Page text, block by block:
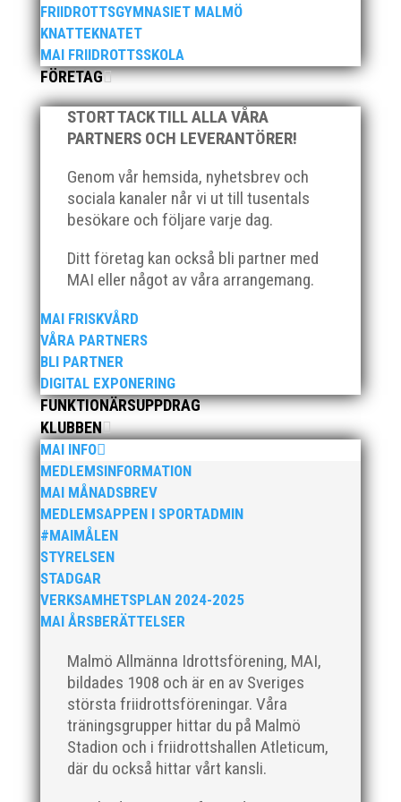
FRIIDROTTSGYMNASIET MALMÖ
KNATTEKNATET
MAI FRIIDROTTSSKOLA
FÖRETAG
STORT TACK TILL ALLA VÅRA
PARTNERS OCH LEVERANTÖRER!
Genom vår hemsida, nyhetsbrev och
sociala kanaler når vi ut till tusentals
besökare och följare varje dag.
Ditt företag kan också bli partner med
MAI eller något av våra arrangemang.
MAI FRISKVÅRD
VÅRA PARTNERS
BLI PARTNER
DIGITAL EXPONERING
FUNKTIONÄRSUPPDRAG
KLUBBEN
MAI INFO
MEDLEMSINFORMATION
MAI MÅNADSBREV
MEDLEMSAPPEN I SPORTADMIN
#MAIMÅLEN
STYRELSEN
STADGAR
VERKSAMHETSPLAN 2024-2025
MAI ÅRSBERÄTTELSER
Malmö Allmänna Idrottsförening, MAI,
bildades 1908 och är en av Sveriges
största friidrottsföreningar. Våra
träningsgrupper hittar du på Malmö
Stadion och i friidrottshallen Atleticum,
där du också hittar vårt kansli.
Bilder från Stafett-SM 2026. Foto: Thomas
Leandersson Fler bilder från MAI:s Årsmöte 2026
Anders Hallström, 55, blir ny klubbchef i MAI. Han
börjar sin anställning den 13 april. Anders har ett
som tränare inom hockeyn i Trelleborg och fotbollen i
Höllviken tidigare. I fortsättningen blir det dock
friidrott...
Efter att årsmötet avslutats följde en kväll med
stipendieutdelning, mat och underhållning. Bilder
från denna del hittar ni i länken nedan. Stort tack till
Bengt Bendéus som möjliggjorde och generöst
finansierade denna del av kvällen. Fler bilder från
MAI:s Årsmöte...
2025 innebar något av ett internationellt genombrott